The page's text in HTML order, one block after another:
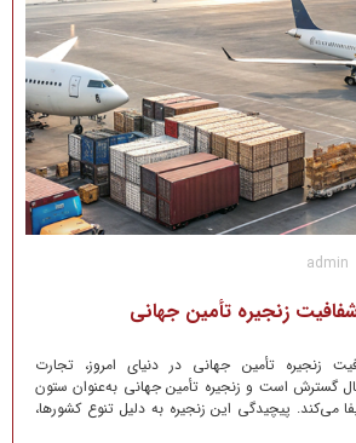
admin
زنجیره تأمین جهانی
زنجیره تأمین جهانی در دنیای امروز، تجارت
گسترش است و زنجیره تأمین جهانی به‌عنوان ستون
می‌کند. پیچیدگی این زنجیره به دلیل تنوع کشورها،